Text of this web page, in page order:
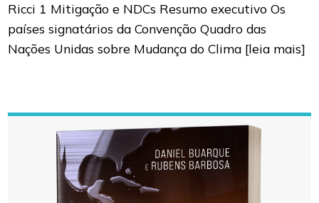
Ricci 1 Mitigação e NDCs Resumo executivo Os
países signatários da Convenção Quadro das
Nações Unidas sobre Mudança do Clima [leia mais]